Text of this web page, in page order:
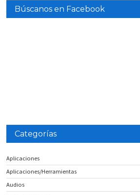
Búscanos en Facebook
Categorías
Aplicaciones
Aplicaciones/Herramientas
Audios